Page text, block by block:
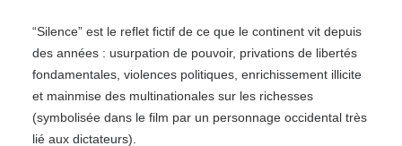
“Silence” est le reflet fictif de ce que le continent vit depuis
des années : usurpation de pouvoir, privations de libertés
fondamentales, violences politiques, enrichissement illicite
et mainmise des multinationales sur les richesses
(symbolisée dans le film par un personnage occidental très
lié aux dictateurs).